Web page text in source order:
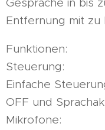
Entfernung mit zu
Funktionen:
Steuerung:
Einfache
OFF und
Mikrofone: